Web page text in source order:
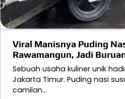
Viral Manisnya Puding
Rawamangun, Jadi
Sebuah usaha kuliner unik
Jakarta Timur. Puding nasi
camilan…